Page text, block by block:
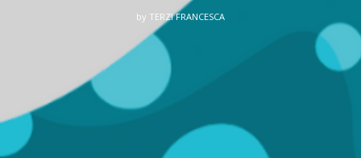
by TERZI FRANCESCA